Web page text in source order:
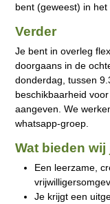
bent (geweest) in het
Verder
Je bent in overleg
doorgaans in de
donderdag, tussen
beschikbaarheid
aangeven. We
whatsapp-groep.
Wat bieden wij
Een leerzame,
Je krijgt een